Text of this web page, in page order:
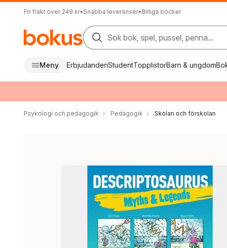
Fri frakt över 249 kr• Snabba leveranser• Billiga böcker
Sök bok, spel, pussel, penna...
Meny ErbjudandenStudentTopplistorBarn & ungdom
Psykologi och pedagogik Pedagogik Skolan och förskolan